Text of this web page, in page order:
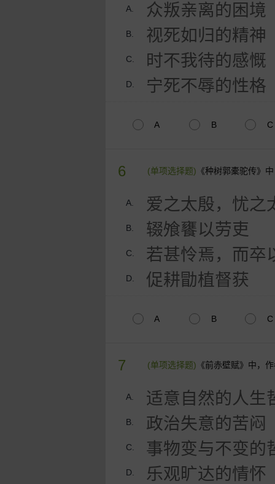
A. 众叛亲离的困境
B. 视死如归的精神
C. 时不我待的感慨
D. 宁死不辱的性格
A B C
6 (单项选择题) 《种树郭橐驼传》
A. 爱之太殷，忧之
B. 辍飧饔以劳吏
C. 若甚怜焉，而卒
D. 促耕勖植督获
A B C
7 (单项选择题) 《前赤壁赋》中，
A. 适意自然的人生
B. 政治失意的苦闷
C. 事物变与不变的
D. 乐观旷达的情怀